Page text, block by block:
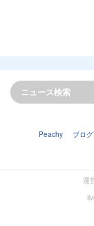
Peachy ブログ
運